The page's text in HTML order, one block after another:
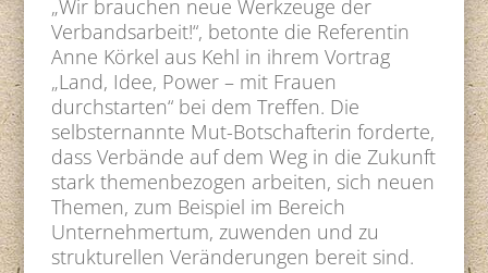
„Wir brauchen neue Werkzeuge der
Verbandsarbeit!“, betonte die Referentin
Anne Körkel aus Kehl in ihrem Vortrag
„Land, Idee, Power – mit Frauen
durchstarten“ bei dem Treffen. Die
selbsternannte Mut-Botschafterin forderte,
dass Verbände auf dem Weg in die Zukunft
stark themenbezogen arbeiten, sich neuen
Themen, zum Beispiel im Bereich
Unternehmertum, zuwenden und zu
strukturellen Veränderungen bereit sind.